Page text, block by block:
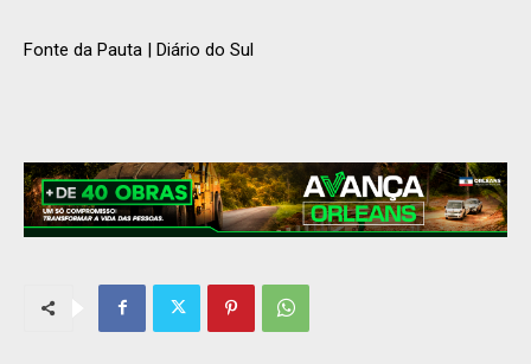
Fonte da Pauta | Diário do Sul